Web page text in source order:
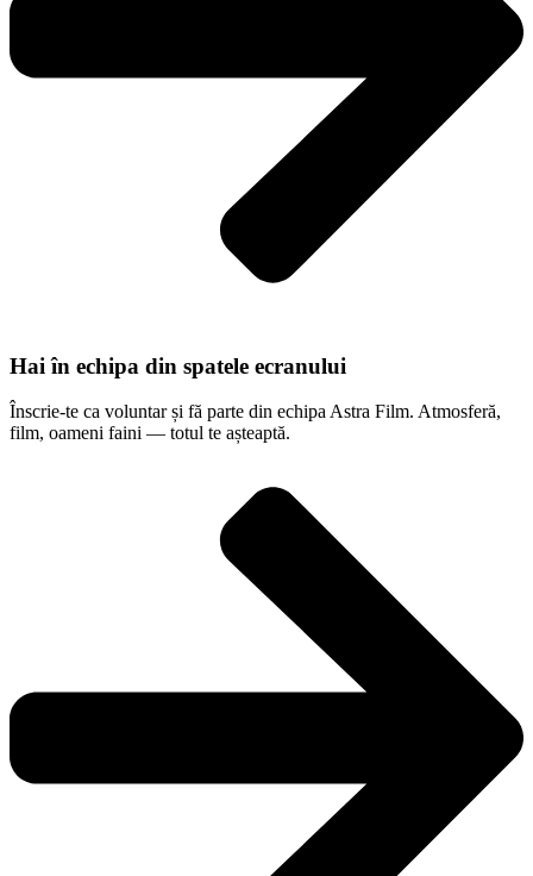
Hai în echipa din spatele ecranului
Înscrie-te ca voluntar și fă parte din echipa Astra Film. Atmosferă,
film, oameni faini — totul te așteaptă.